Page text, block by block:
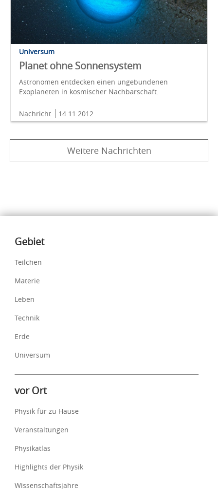
Universum
Planet ohne Sonnensystem
Astronomen entdecken einen ungebundenen
Exoplaneten in kosmischer Nachbarschaft.
Nachricht 14.11.2012
Weitere Nachrichten
Inhalte
Gebiet
Teilchen
Materie
Leben
Technik
Erde
Universum
vor Ort
Physik für zu Hause
Veranstaltungen
Physikatlas
Highlights der Physik
Wissenschaftsjahre